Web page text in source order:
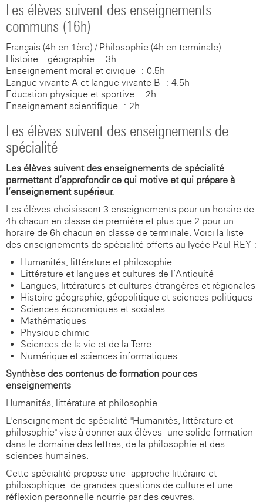
Les élèves suivent des enseignements
communs (16h)
Français (4h en 1ère) / Philosophie (4h en terminale)
Histoire – géographie : 3h
Enseignement moral et civique : 0.5h
Langue vivante A et langue vivante B : 4.5h
Education physique et sportive : 2h
Enseignement scientifique : 2h
Les élèves suivent des enseignements de
spécialité
Les élèves suivent des enseignements de spécialité
permettant d’approfondir ce qui motive et qui prépare à
l’enseignement supérieur.
Les élèves choisissent 3 enseignements pour un horaire de
4h chacun en classe de première et plus que 2 pour un
horaire de 6h chacun en classe de terminale. Voici la liste
des enseignements de spécialité offerts au lycée Paul REY :
Humanités, littérature et philosophie
Littérature et langues et cultures de l’Antiquité
Langues, littératures et cultures étrangères et régionales
Histoire-géographie, géopolitique et sciences politiques
Sciences économiques et sociales
Mathématiques
Physique-chimie
Sciences de la vie et de la Terre
Numérique et sciences informatiques
Synthèse des contenus de formation pour ces
enseignements
Humanités, littérature et philosophie
L'enseignement de spécialité "Humanités, littérature et
philosophie" vise à donner aux élèves une solide formation
dans le domaine des lettres, de la philosophie et des
sciences humaines.
Cette spécialité propose une approche littéraire et
philosophique de grandes questions de culture et une
réflexion personnelle nourrie par des œuvres.